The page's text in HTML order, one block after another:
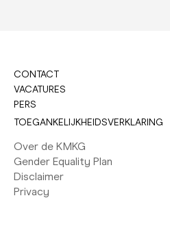
CONTACT
VACATURES
PERS
TOEGANKELIJKHEIDSVERKLARING
Over de KMKG
Gender Equality Plan
Disclaimer
Privacy